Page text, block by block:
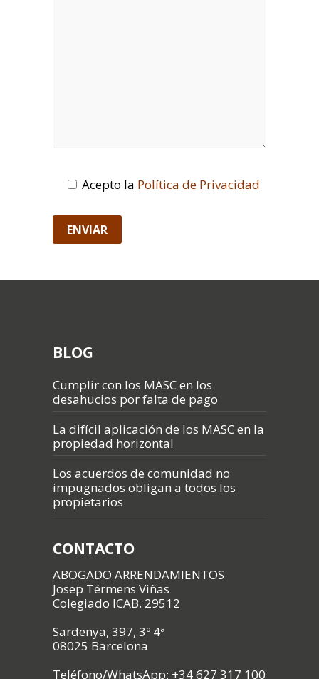
Acepto la Política de Privacidad
BLOG
Cumplir con los MASC en los
desahucios por falta de pago
La difícil aplicación de los MASC en la
propiedad horizontal
Los acuerdos de comunidad no
impugnados obligan a todos los
propietarios
CONTACTO
ABOGADO ARRENDAMIENTOS
Josep Térmens Viñas
Colegiado ICAB. 29512
Sardenya, 397, 3º 4ª
08025 Barcelona
Teléfono/WhatsApp: +34 627 317 100